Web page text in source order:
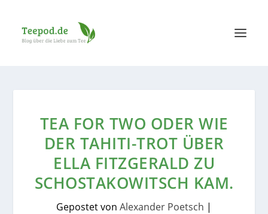
TEA FOR TWO ODER WIE
DER TAHITI-TROT ÜBER
ELLA FITZGERALD ZU
SCHOSTAKOWITSCH KAM.
Gepostet von Alexander Poetsch |